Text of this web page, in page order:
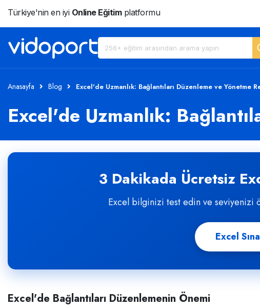
Türkiye'nin en iyi Online Eğitimplatformu
Anasayfa Blog Excel'de Uzmanlık: Bağlantıları Düzenleme ve Yönetme
Excel'de Uzmanlık:
3 Dakikada Ücretsiz
Excel bilginizi test edin ve seviyenizi
Excel
Excel'de Bağlantıları Düzenlemenin Önemi